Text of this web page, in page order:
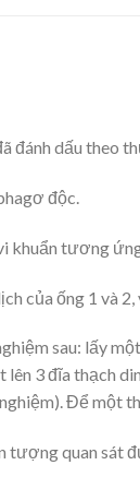
đánh dấu theo
độc.
khuẩn tương
của ống 1 và 2,
sau: lấy
3 đĩa thạch
Để một
tượng quan sát